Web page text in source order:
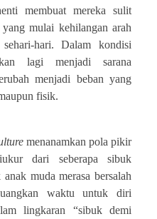
membuat mereka sulit
mulai kehilangan arah
hari. Dalam kondisi
lagi menjadi sarana
menjadi beban yang
fisik.
menanamkan pola pikir
dari seberapa sibuk
muda merasa bersalah
waktu untuk diri
lingkaran “sibuk demi